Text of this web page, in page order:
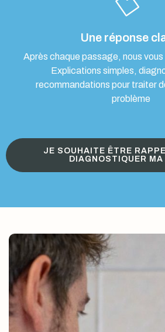
Une réponse
Après chaque passage, nous vous
Explications simples,
recommandations pour traiter
problème
JE SOUHAITE ÊTRE
DIAGNOSTIQUER